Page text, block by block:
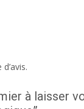
à laisser